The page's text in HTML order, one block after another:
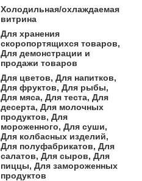
Холодильная/охлаждаемая
витрина
Для хранения
скоропортящихся товаров,
Для демонстрации и
продажи товаров
Для цветов, Для напитков,
Для фруктов, Для рыбы,
Для мяса, Для теста, Для
десерта, Для молочных
продуктов, Для
мороженного, Для суши,
Для колбасных изделий,
Для полуфабрикатов, Для
салатов, Для сыров, Для
пиццы, Для замороженных
продуктов